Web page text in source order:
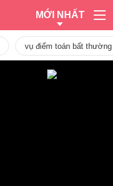
MỚI NHẤT
vụ điểm toán bất